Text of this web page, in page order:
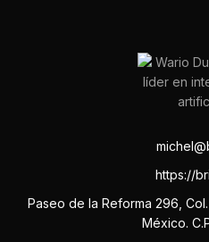
https://
Paseo de la Reforma 296,
México.